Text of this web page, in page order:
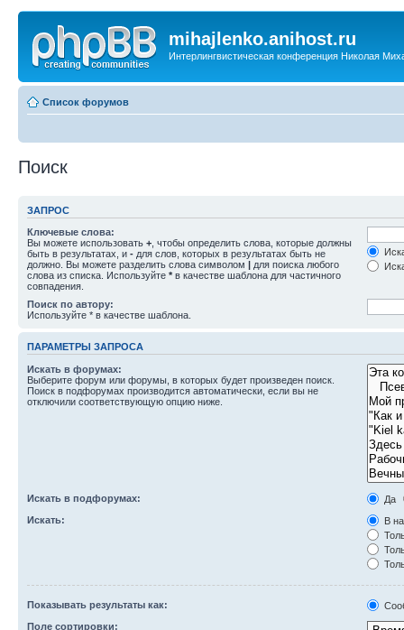
mihajlenko.anihost.ru
Интерлингвистическая конференция Николая
Список форумов
Поиск
ЗАПРОС
Ключевые слова:
Вы можете использовать + , чтобы определить слова, которые должны
быть в результатах, и - для слов, которых в результатах быть не
должно. Вы можете разделить слова символом | для поиска любого
слова из списка. Используйте * в качестве шаблона для частичного
совпадения.
Поиск по автору:
Используйте * в качестве шаблона.
ПАРАМЕТРЫ ЗАПРОСА
Искать в форумах:
Выберите форум или форумы, в которых будет произведен поиск.
Поиск в подфорумах производится автоматически, если вы не
отключили соответствующую опцию ниже.
Искать в подфорумах:
Да
Искать:
В
Показывать результаты как:
Поле сортировки: